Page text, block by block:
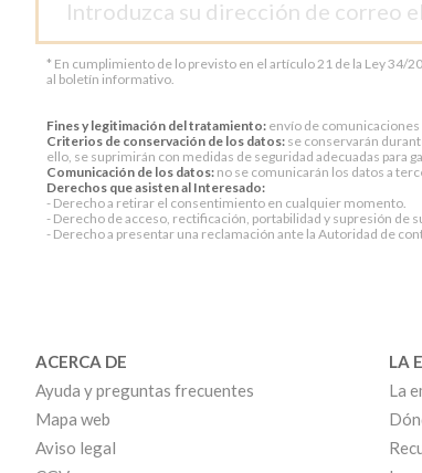
* En cumplimiento de lo previsto en el artículo 21 de la Ley 34/
al boletín informativo.
Fines y legitimación del tratamiento: envío de
Criterios de conservación de los datos: se conservarán
ello, se suprimirán con medidas de seguridad adecuadas para
Comunicación de los datos: no se comunicarán los datos a
Derechos que asisten al Interesado:
- Derecho a retirar el consentimiento en cualquier momento.
- Derecho de acceso, rectificación, portabilidad y supresión de
- Derecho a presentar una reclamación ante la Autoridad de
ACERCA DE
Ayuda y preguntas frecuentes
Mapa web
Aviso legal
LA
La